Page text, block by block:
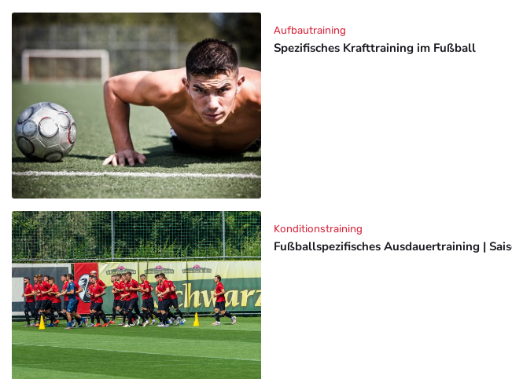
Spezifisches Krafttraining im Fußball
Aufbautraining
Fußballspezifisches Ausdauertraining |
Konditionstraining